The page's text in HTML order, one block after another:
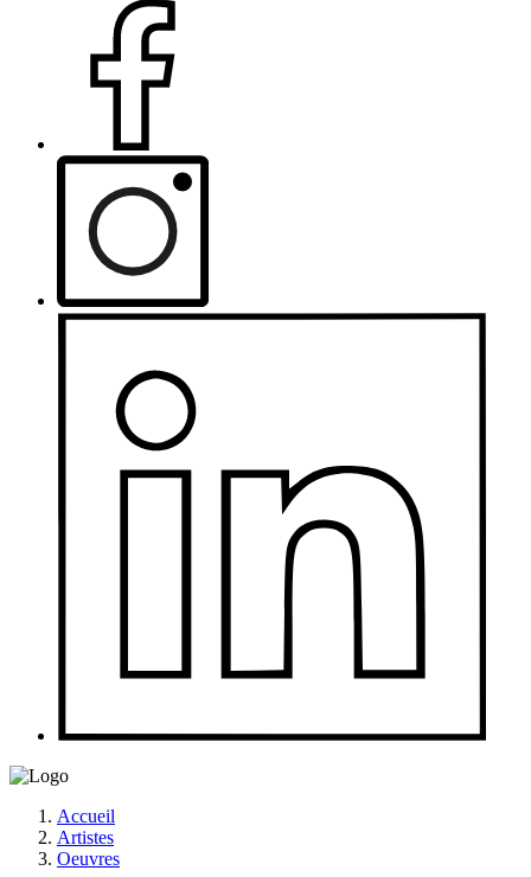
Accueil
Artistes
Oeuvres